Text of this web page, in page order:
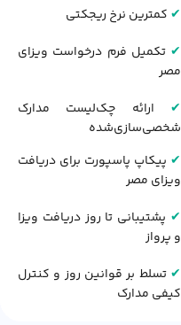
✔ کمترین نرخ ریجکتی
✔ تکمیل فرم درخواست ویزای
مصر
✔ ارائه چک‌لیست مدارک
شخصی‌سازی‌شده
✔ پیکاپ پاسپورت برای دریافت
ویزای مصر
✔ پشتیبانی تا روز دریافت ویزا
و پرواز
✔تسلط بر قوانین روز و کنترل
کیفی مدارک